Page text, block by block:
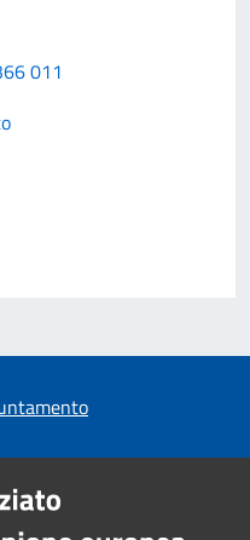
011